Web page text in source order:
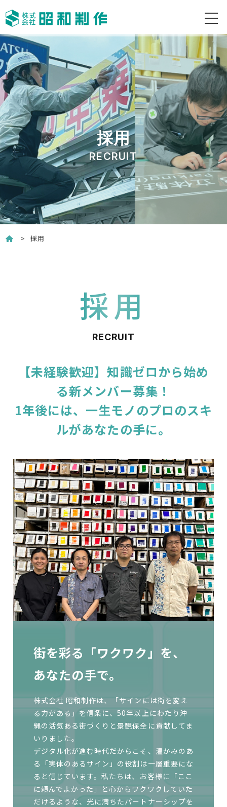
RECRUIT
採用
採用
RECRUIT
採用
【未経験歓迎】知識ゼロから始め
る新メンバー募集！
1年後には、一生モノのプロのスキ
ルがあなたの手に。
街を彩る「ワクワク」を、
あなたの手で。
株式会社 昭和制作は、「サインには街を変え
る力がある」を信条に、50年以上にわたり沖
縄の活気ある街づくりと景観保全に貢献してま
いりました。
デジタル化が進む時代だからこそ、温かみのあ
る「実体のあるサイン」の役割は一層重要にな
ると信じています。私たちは、お客様に「ここ
に頼んでよかった」と心からワクワクしていた
だけるような、光に満ちたパートナーシップを